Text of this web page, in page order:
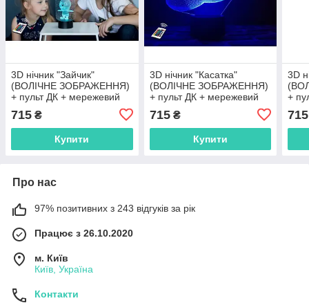
3D нічник "Зайчик"
(ВОЛІЧНЕ ЗОБРАЖЕННЯ)
+ пульт ДК + мережевий
(3ААА) 3DTOYSLAMP
715 ₴
Купити
3D нічник "Касатка"
(ВОЛІЧНЕ ЗОБРАЖЕННЯ)
+ пульт ДК + мережевий
(3ААА) 3DTOYSLAMP
715₴
Купити
3D
+
715
Про нас
97% позитивних з 243 відгуків за рік
Працює з 26.10.2020
м. Київ
Київ, Україна
Контакти